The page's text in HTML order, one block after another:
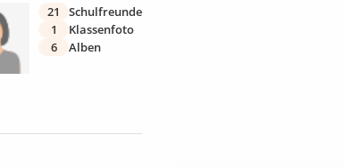
21
Schulfreunde
1
Klassenfoto
6
Alben